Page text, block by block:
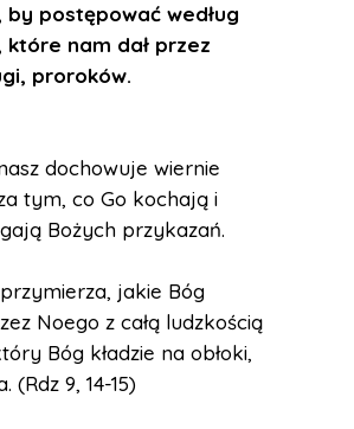
by postępować według
które nam dał przez
proroków.
dochowuje wiernie
tym, co Go kochają i
Bożych przykazań.
jakie Bóg
Noego z całą ludzkością
Bóg kładzie na obłoki,
(Rdz 9, 14-15)